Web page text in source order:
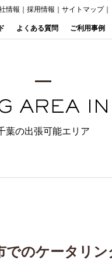
情報 採用情報 サイトマップ｜
よくある質問 ご利用事例
葉の出張可能エリア
でのケータリン